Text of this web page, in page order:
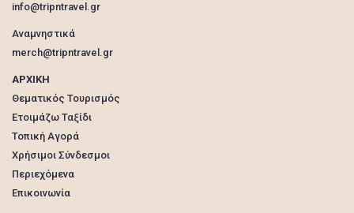
info@tripntravel.gr
Αναμνηστικά
merch@tripntravel.gr
ΑΡΧΙΚΗ
Θεματικός Τουρισμός
Ετοιμάζω Ταξίδι
Τοπική Αγορά
Χρήσιμοι Σύνδεσμοι
Περιεχόμενα
Επικοινωνία